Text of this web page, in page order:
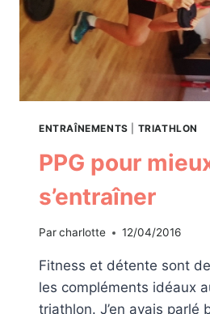
ENTRAÎNEMENTS TRIATHLON
PPG pour
s’entraîner
Parcharlotte 12/04/2016
Fitness et détente sont
les compléments idéaux
triathlon. J’en avais parlé